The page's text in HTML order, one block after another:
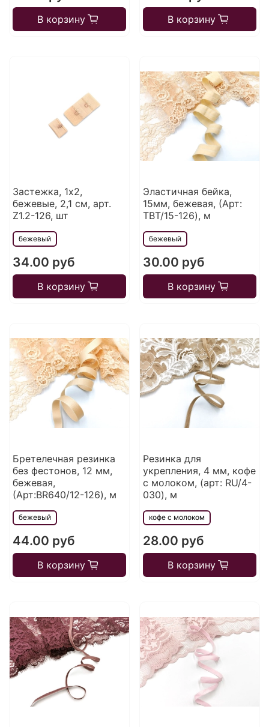
В корзину В корзину
Застежка, 1х2,
бежевые, 2,1 см, арт.
Z1.2-126, шт
бежевый
34.00 руб
В корзину
Эластичная бейка,
15мм, бежевая, (Арт:
TBT/15-126), м
бежевый
30.00 руб
В корзину
Бретелечная резинка
без фестонов, 12 мм,
бежевая,
(Арт:BR640/12-126), м
бежевый
44.00 руб
В корзину
Резинка для
укрепления, 4 мм, кофе
с молоком, (арт: RU/4-
030), м
кофе с молоком
28.00 руб
В корзину